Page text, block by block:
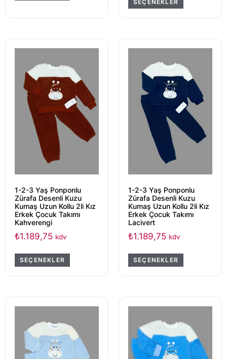
SEÇENEKLER
1-2-3 Yaş Ponponlu
Zürafa Desenli Kuzu
Kumaş Uzun Kollu 2li Kız
Erkek Çocuk Takımı
Kahverengi
₺1.189,75 kdv
SEÇENEKLER
1-2-3 Yaş Ponponlu
Zürafa Desenli Kuzu
Kumaş Uzun Kollu 2li Kız
Erkek Çocuk Takımı
Lacivert
₺1.189,75 kdv
SEÇENEKLER